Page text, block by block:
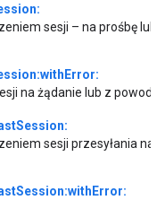
sesji – na prośbę lub
na żądanie lub z powodu
sesji przesyłania na